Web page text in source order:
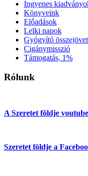
Ingyenes
Könyveink
Előadások
Lelki napok
Gyógyító
Cigánymisszió
Támogatás, 1%
Rólunk
A Szeretet földje
Szeretet földje a